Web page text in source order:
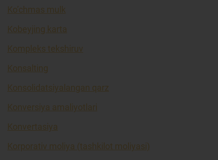
Ko’chmas mulk
Kobeyjing karta
Kompleks tekshiruv
Konsalting
Konsolidatsiyalangan qarz
Konversiya amaliyotlari
Konvertasiya
Korporativ moliya (tashkilot moliyasi)